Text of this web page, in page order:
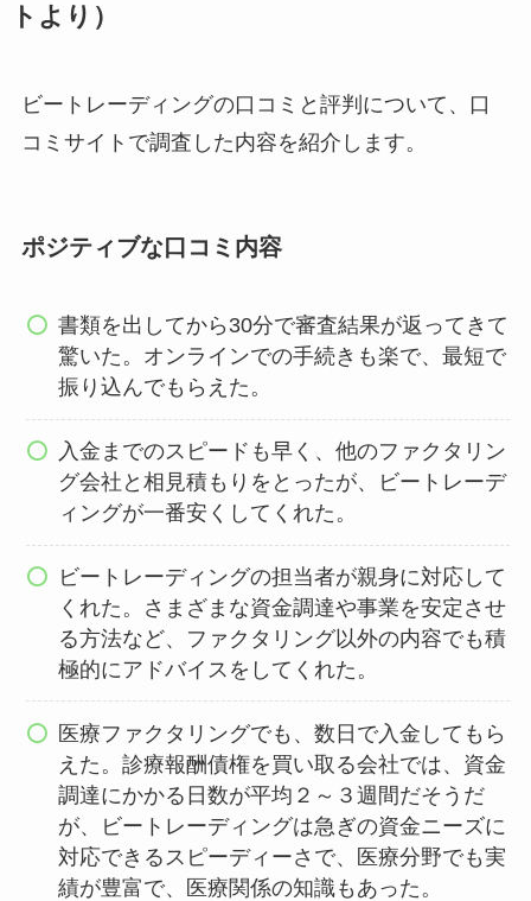
トより）
ビートレーディングの口コミと評判について、口
コミサイトで調査した内容を紹介します。
ポジティブな口コミ内容
書類を出してから30分で審査結果が返ってきて
驚いた。オンラインでの手続きも楽で、最短で
振り込んでもらえた。
入金までのスピードも早く、他のファクタリン
グ会社と相見積もりをとったが、ビートレーデ
ィングが一番安くしてくれた。
ビートレーディングの担当者が親身に対応して
くれた。さまざまな資金調達や事業を安定させ
る方法など、ファクタリング以外の内容でも積
極的にアドバイスをしてくれた。
医療ファクタリングでも、数日で入金してもら
えた。診療報酬債権を買い取る会社では、資金
調達にかかる日数が平均２～３週間だそうだ
が、ビートレーディングは急ぎの資金ニーズに
対応できるスピーディーさで、医療分野でも実
績が豊富で、医療関係の知識もあった。